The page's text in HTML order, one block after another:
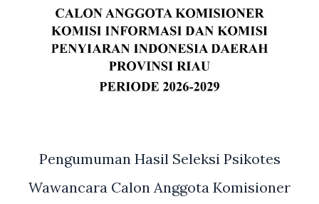
Pengumuman Hasil Seleksi Psikotes
Wawancara Calon Anggota Komisioner